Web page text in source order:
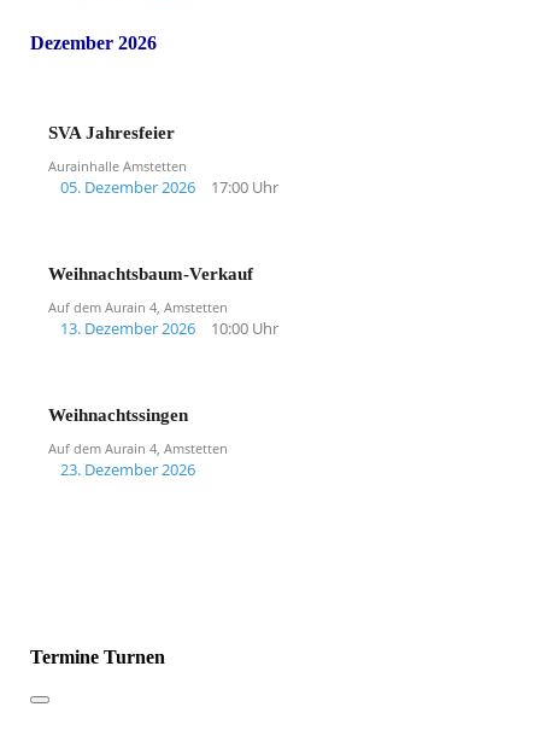
Dezember 2026
SVA Jahresfeier
Aurainhalle Amstetten
05. Dezember 2026 17:00 Uhr
Weihnachtsbaum-Verkauf
Auf dem Aurain 4, Amstetten
13. Dezember 2026 10:00 Uhr
Weihnachtssingen
Auf dem Aurain 4, Amstetten
23. Dezember 2026
Termine Turnen